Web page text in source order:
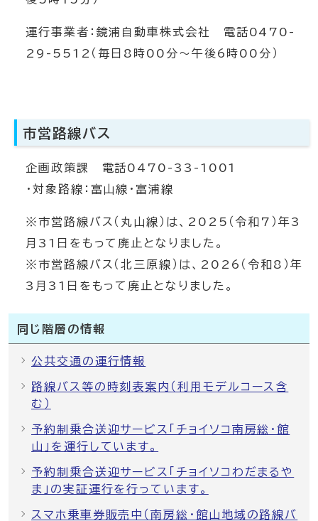
運行事業者：鏡浦自動車株式会社 電話0470-
29-5512（毎日8時00分～午後6時00分）
市営路線バス
企画政策課 電話0470-33-1001
・対象路線：富山線・富浦線
※市営路線バス（丸山線）は、2025（令和7）年3
月31日をもって廃止となりました。
※市営路線バス（北三原線）は、2026（令和8）年
3月31日をもって廃止となりました。
同じ階層の情報
公共交通の運行情報
路線バス等の時刻表案内（利用モデルコース含
む）
予約制乗合送迎サービス「チョイソコ南房総・館
山」を運行しています。
予約制乗合送迎サービス「チョイソコわだまるや
ま」の実証運行を行っています。
スマホ乗車券販売中（南房総・館山地域の路線バ